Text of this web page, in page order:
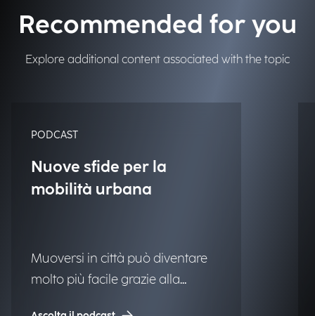
Recommended for you
Explore additional content associated with the topic
PODCAST
Nuove sfide per la
mobilità urbana
Muoversi in città può diventare
molto più facile grazie alla